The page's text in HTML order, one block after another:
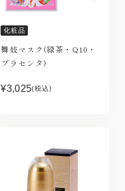
化粧品
舞妓マスク(緑茶・Q10・
プラセンタ)
¥3,025(税込)